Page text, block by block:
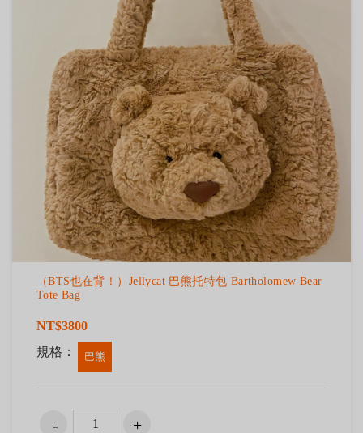
（BTS也在背！）Jellycat 巴熊托特包 Bartholomew Bear
Tote Bag
NT$3800
規格：
巴熊